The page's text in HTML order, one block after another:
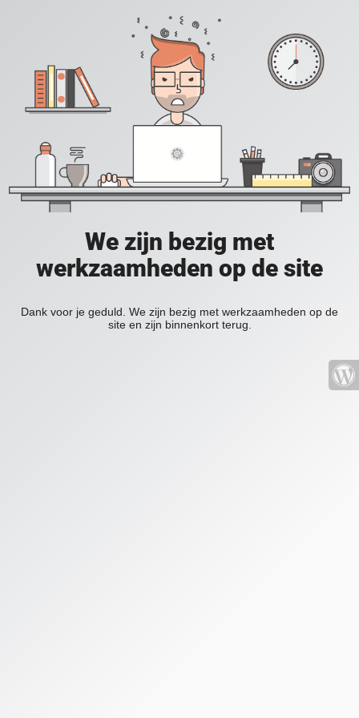
We zijn bezig met
werkzaamheden op de site
Dank voor je geduld. We zijn bezig met werkzaamheden op de
site en zijn binnenkort terug.